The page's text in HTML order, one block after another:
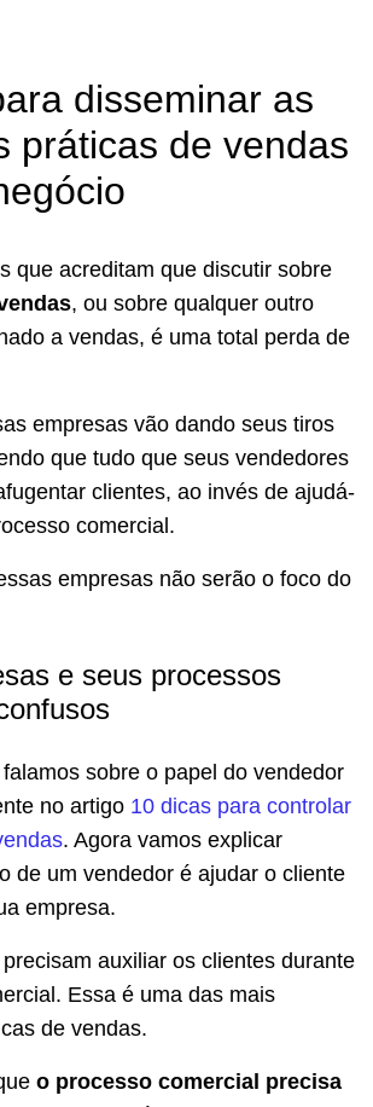
disseminar as
práticas de vendas
que acreditam que discutir sobre
, ou sobre qualquer outro
a vendas, é uma total perda de
empresas vão dando seus tiros
que tudo que seus vendedores
clientes, ao invés de ajudá-
comercial.
empresas não serão o foco do
e seus processos
sobre o papel do vendedor
no artigo 10 dicas para controlar
. Agora vamos explicar
de um vendedor é ajudar o cliente
empresa.
auxiliar os clientes durante
Essa é uma das mais
de vendas.
o processo comercial precisa